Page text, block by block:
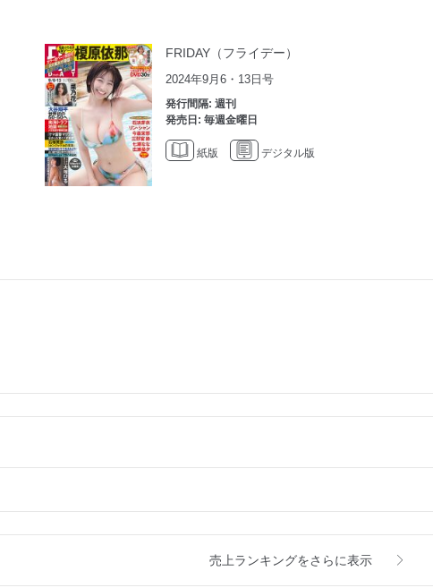
FRIDAY（フライデー）
2024年9月6・13日号
発行間隔: 週刊
発売日: 毎週金曜日
紙版 デジタル版
売上ランキングをさらに表示